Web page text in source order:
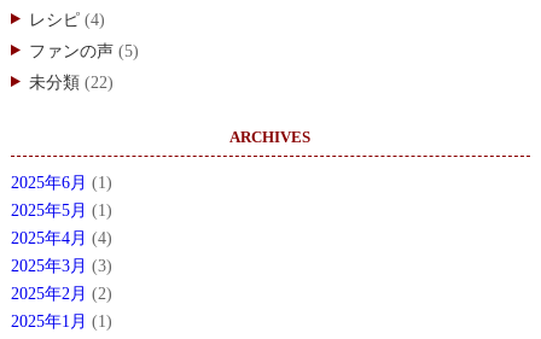
レシピ(4)
ファンの声(5)
未分類 (22)
ARCHIVES
2025年6月 (1)
2025年5月 (1)
2025年4月 (4)
2025年3月 (3)
2025年2月 (2)
2025年1月 (1)